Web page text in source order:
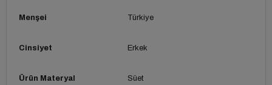
Menşei Türkiye
Cinsiyet Erkek
Ürün Materyal Süet